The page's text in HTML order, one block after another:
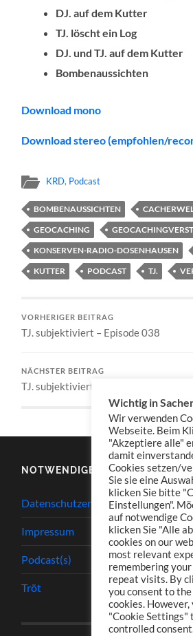
DJ. auf dem Kutter
TJ. löscht ein Log
DJ. und TJ. auf dem Kutter
Bombenaussichten
Download mono
Download stereo (empfohlen/
KRD, Podcast
BOMBENAUSSICHTEN
GEOCACHING
KONSERVEN-RADIO-DOSENHAUSEN
KUTTER
PODCAST TJ.
VORHERIGER BEITRAG
TJ. subjektiviert – Episode 038
NÄCHSTER BEITRAG
TJ. subjektiviert – Episode 039
NOTWENDIGES
Datenschutzerklärung
Impressum
Podcast(s)
Tröt
Wichtig in
Wir verwenden
Webseite. Beim
"Akzeptiere alle"
damit
Cookies setzen/
Sie sie eine
klicken Sie bitte
Einstellungen".
auf notwendige
klicken Sie "Alle
cookies on our
most relevant
remembering
repeat visits. By
you consent to
cookies.
"Cookie Settings"
controlled